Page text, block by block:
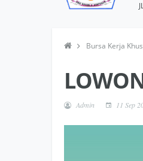
Bursa Kerja
Admin 11 Sep